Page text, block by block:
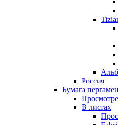
Россия
Бумага
В листах